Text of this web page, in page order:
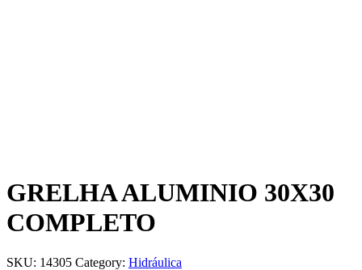
GRELHA ALUMINIO 30X30
COMPLETO
SKU: 14305 Category: Hidráulica